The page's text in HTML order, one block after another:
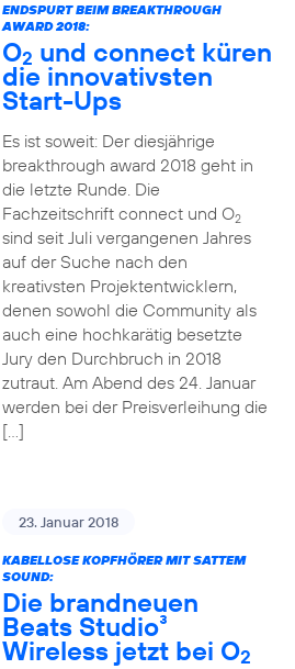
ENDSPURT BEIM BREAKTHROUGH
AWARD 2018:
O2 und connect küren
die innovativsten
Start-Ups
Es ist soweit: Der diesjährige
breakthrough award 2018 geht in
die letzte Runde. Die
Fachzeitschrift connect und O2
sind seit Juli vergangenen Jahres
auf der Suche nach den
kreativsten Projektentwicklern,
denen sowohl die Community als
auch eine hochkarätig besetzte
Jury den Durchbruch in 2018
zutraut. Am Abend des 24. Januar
werden bei der Preisverleihung die
[…]
23. Januar 2018
KABELLOSE KOPFHÖRER MIT SATTEM
SOUND:
Die brandneuen
Beats Studio³
Wireless jetzt bei O2